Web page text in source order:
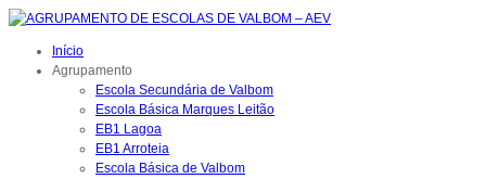
Início
Agrupamento
Escola Secundária de Valbom
Escola Básica Marques Leitão
EB1 Lagoa
EB1 Arroteia
Escola Básica de Valbom